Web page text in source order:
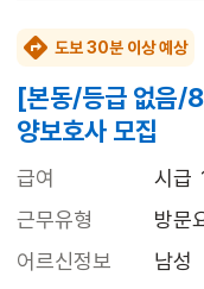
도보 30분 이상 예상
[본동/등급 없음/
양보호사 모집
급여
시급
근무유형
방문
어르신정보
남성